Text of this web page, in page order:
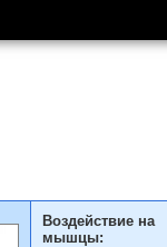
Воздействие на
мышцы: